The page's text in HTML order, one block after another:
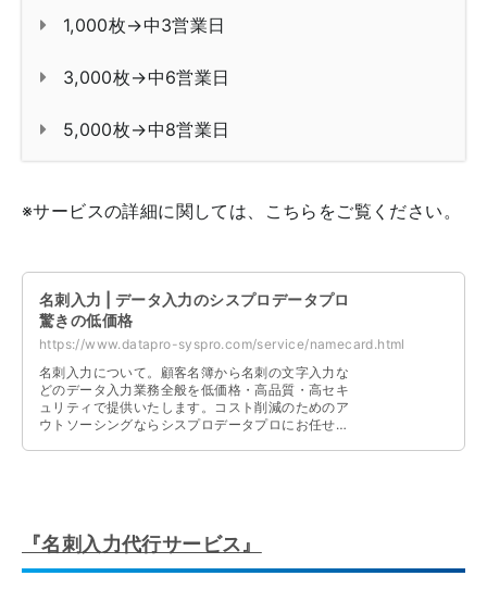
1,000枚→中3営業日
3,000枚→中6営業日
5,000枚→中8営業日
※サービスの詳細に関しては、こちらをご覧ください。
名刺入力 | データ入力のシスプロデータプロ
驚きの低価格
https://www.datapro-syspro.com/service/namecard.html
名刺入力について。顧客名簿から名刺の文字入力な
どのデータ入力業務全般を低価格・高品質・高セキ
ュリティで提供いたします。コスト削減のためのア
ウトソーシングならシスプロデータプロにお任せく
『名刺入力代行サービス』